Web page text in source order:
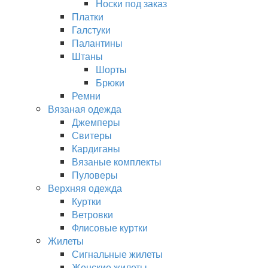
Носки под заказ
Платки
Галстуки
Палантины
Штаны
Шорты
Брюки
Ремни
Вязаная одежда
Джемперы
Свитеры
Кардиганы
Вязаные комплекты
Пуловеры
Верхняя одежда
Куртки
Ветровки
Флисовые куртки
Жилеты
Сигнальные жилеты